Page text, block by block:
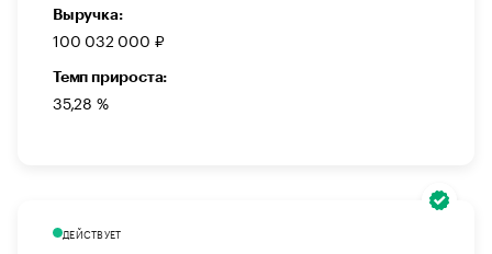
Выручка:
100 032 000 ₽
Темп прироста:
35,28 %
ДЕЙСТВУЕТ